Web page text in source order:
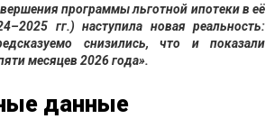
программы льготной ипотеки в её
гг.) наступила новая реальность:
снизились, что и показали
месяцев 2026 года».
данные